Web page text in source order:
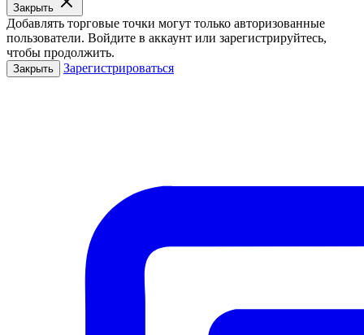
Закрыть
Добавлять торговые точки могут только авторизованные
пользователи. Войдите в аккаунт или зарегистрируйтесь,
чтобы продолжить.
Закрыть Зарегистрироваться